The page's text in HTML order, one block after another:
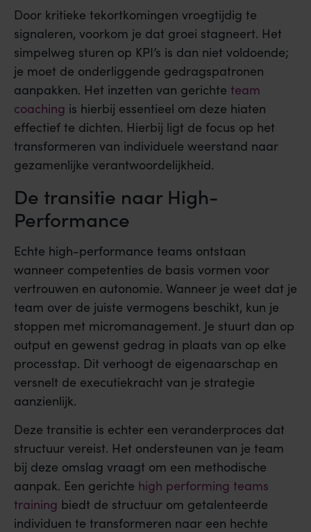
Door kritieke tekortkomingen vroegtijdig te
signaleren, voorkom je dat groei stagneert. Het
simpelweg sturen op KPI’s is dan niet voldoende;
je moet de onderliggende gedragspatronen
aanpakken. Het inzetten van gerichte team
coaching is hierbij essentieel om deze hiaten
effectief te dichten. Hierbij ligt de focus op het
transformeren van individuele weerstand naar
gezamenlijke verantwoordelijkheid.
De transitie naar High-
Performance
Echte high-performance teams ontstaan
wanneer competenties de basis vormen voor
vertrouwen en autonomie. Wanneer je weet dat je
team over de juiste vermogens beschikt, kun je
stoppen met micromanagement. Je stuurt dan op
output en gewenst gedrag in plaats van op elke
processtap. Dit verhoogt de eigenaarschap en
versnelt de executiekracht van je strategie
aanzienlijk.
Deze transitie is echter een veranderproces dat
structuur vereist. Het ondersteunen van je team
bij deze omslag vraagt om een methodische
aanpak. Een gerichte high performing teams
training biedt de structuur om getalenteerde
individuen te transformeren naar een hechte